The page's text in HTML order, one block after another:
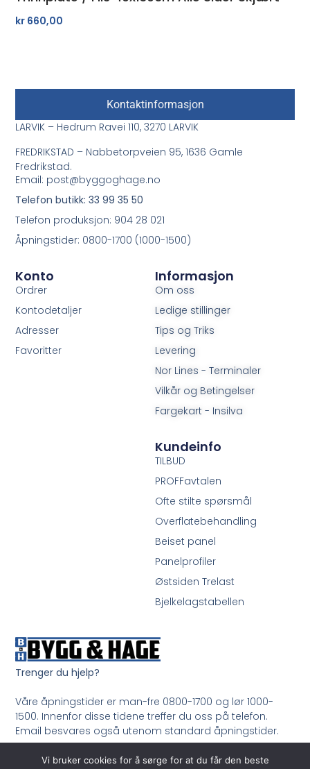
kr 660,00
Trenger du hjelp?
Våre åpningstider er man-fre 0800-1700 og lør 1000-
1500. Innenfor disse tidene treffer du oss på telefon.
Email besvares også utenom standard åpningstider.
Ring oss på 33 99 35 50
Informasjon
Om oss
Ledige stillinger
Tips og Triks
Levering
Nor Lines - Terminaler
Vilkår og Betingelser
Fargekart - Insilva
Konto
Ordrer
Kontodetaljer
Adresser
Favoritter
Kundeinfo
TILBUD
PROFFavtalen
Ofte stilte spørsmål
Overflatebehandling
Beiset panel
Panelprofiler
Østsiden Trelast
Bjelkelagstabellen
Kontaktinformasjon
LARVIK – Hedrum Ravei 110, 3270 LARVIK
FREDRIKSTAD – Nabbetorpveien 95, 1636 Gamle
Fredrikstad.
Email: post@byggoghage.no
Telefon butikk: 33 99 35 50
Telefon produksjon: 904 28 021
Åpningstider: 0800-1700 (1000-1500)
Vi bruker cookies for å sørge for at du får den beste